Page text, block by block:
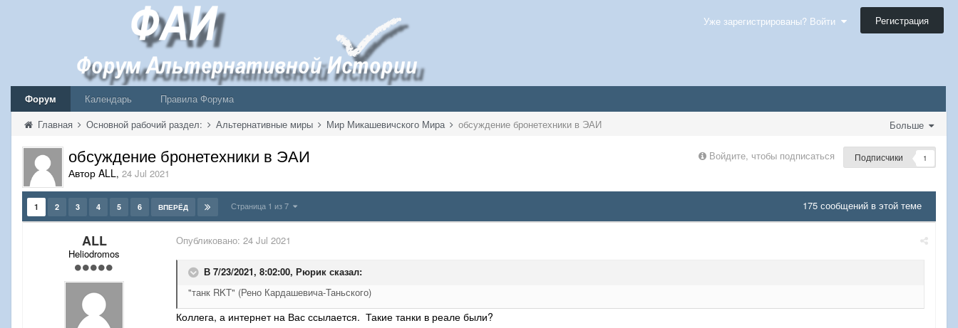
Уже зарегистрированы? Войти Регистрация
Форум Календарь
Правила Форума
Больше
Главная Основной рабочий раздел: Альтернативные миры Мир Микашевичского Мира обсуждение бронетехники в ЭАИ
Войдите, чтобы подписаться Подписчики 1
обсуждение бронетехники в ЭАИ
Автор ALL, 24 Jul 2021
175 сообщений в этой теме
1 2 3 4 5 6 ВПЕРЁД Страница 1 из 7
ALL
Heliodromos
Опубликовано: 24 Jul 2021
В 7/23/2021, 8:02:00, Рюрик сказал:
"танк RKT" (Рено Кардашевича-Таньского)
Коллега, а интернет на Вас ссылается. Такие танки в реале были?